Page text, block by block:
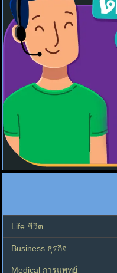
Life ชีวิต
Business ธุรกิจ
Medical การแพทย์